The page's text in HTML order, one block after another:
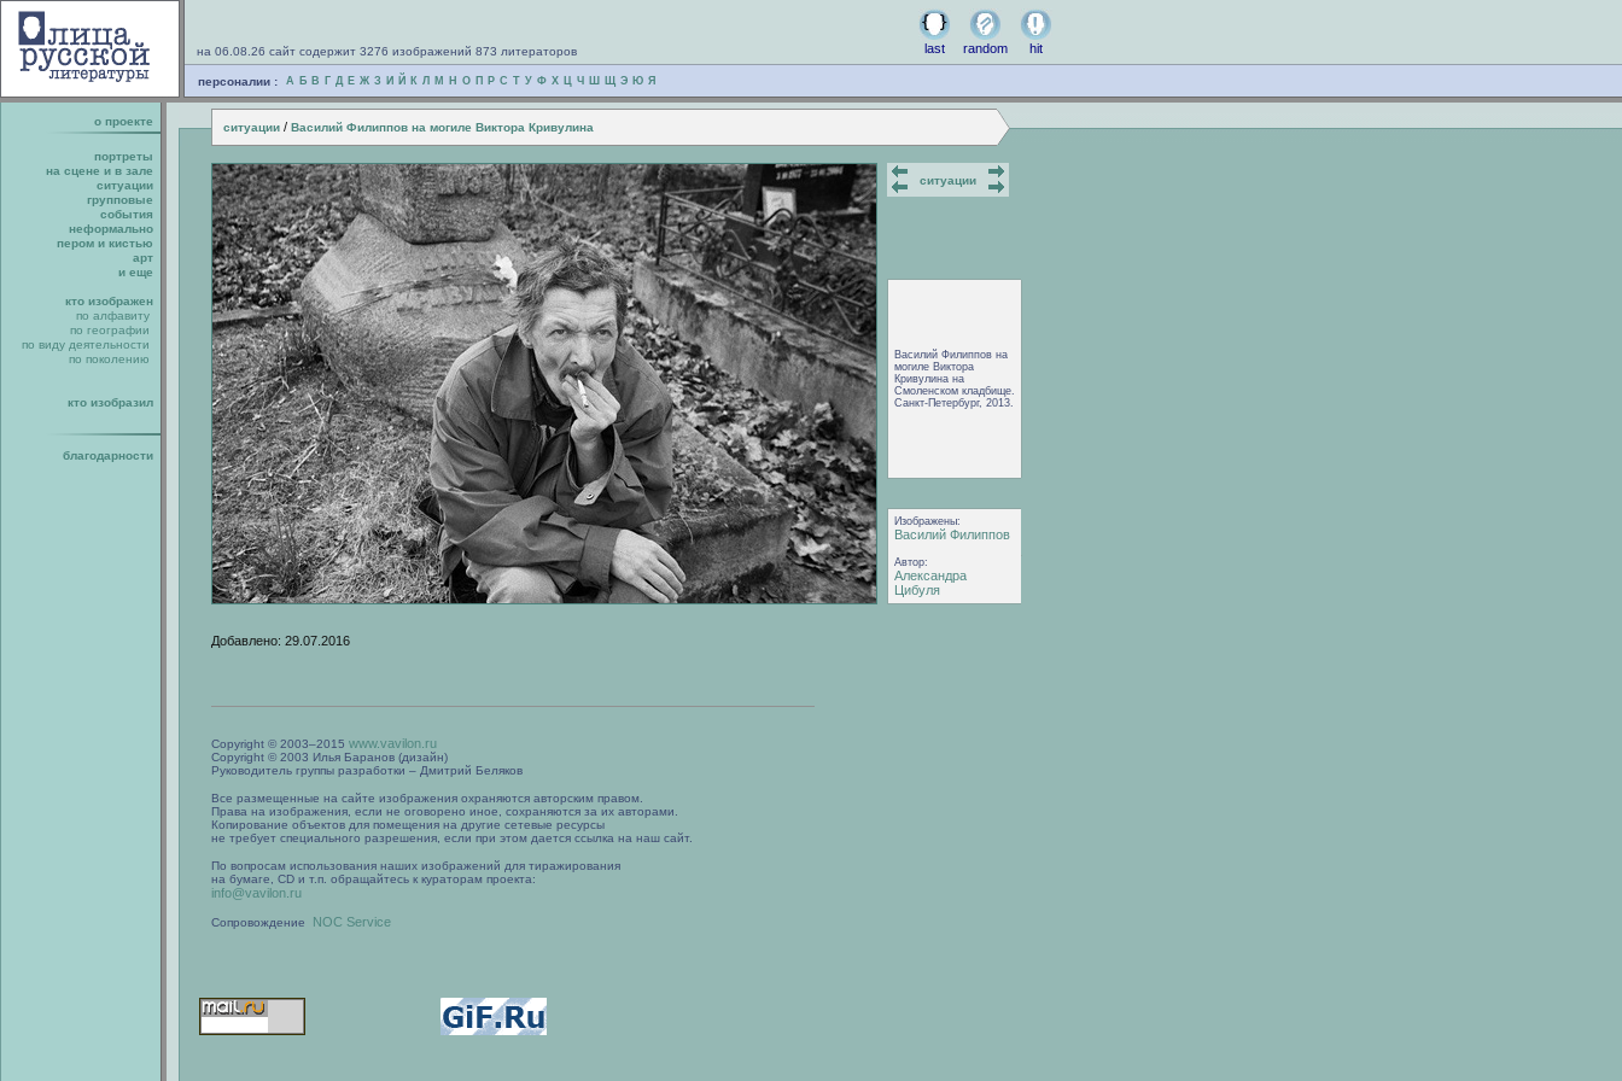
на 06.08.26 сайт содержит 3276 изображений 873 литераторов last random hit
персоналии : А Б В Г Д Е Ж З И Й К Л М Н О П Р С Т У Ф Х Ц Ч Ш Щ Э Ю Я
о проекте ситуации / Василий Филиппов на могиле Виктора Кривулина
портреты
на сцене и в зале
ситуации
групповые
события
неформально
пером и кистью
арт
и еще
кто изображен
по алфавиту
по географии
по виду деятельности
по поколению
кто изобразил
благодарности
ситуации
Василий Филиппов на
могиле Виктора
Кривулина на
Смоленском кладбище.
Санкт-Петербург, 2013.
Изображены:
Василий Филиппов
Автор:
Александра
Цибуля
Добавлено: 29.07.2016
Copyright © 2003–2015 www.vavilon.ru
Copyright © 2003 Илья Баранов (дизайн)
Руководитель группы разработки – Дмитрий Беляков
Все размещенные на сайте изображения охраняются авторским правом.
Права на изображения, если не оговорено иное, сохраняются за их авторами.
Копирование объектов для помещения на другие сетевые ресурсы
не требует специального разрешения, если при этом дается ссылка на наш сайт.
По вопросам использования наших изображений для тиражирования
на бумаге, CD и т.п. обращайтесь к кураторам проекта:
info@vavilon.ru
Сопровождение NOC Service